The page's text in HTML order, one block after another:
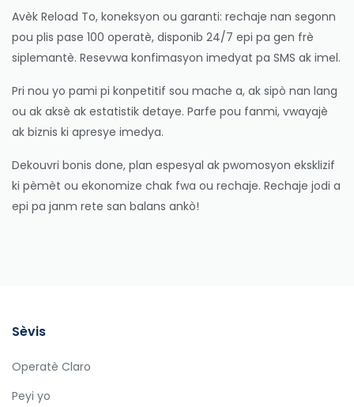
Avèk Reload To, koneksyon ou garanti: rechaje nan segonn
pou plis pase 100 operatè, disponib 24/7 epi pa gen frè
siplemantè. Resevwa konfimasyon imedyat pa SMS ak imel.
Pri nou yo pami pi konpetitif sou mache a, ak sipò nan lang
ou ak aksè ak estatistik detaye. Parfe pou fanmi, vwayajè
ak biznis ki apresye imedya.
Dekouvri bonis done, plan espesyal ak pwomosyon eksklizif
ki pèmèt ou ekonomize chak fwa ou rechaje. Rechaje jodi a
epi pa janm rete san balans ankò!
Sèvis
Operatè Claro
Peyi yo